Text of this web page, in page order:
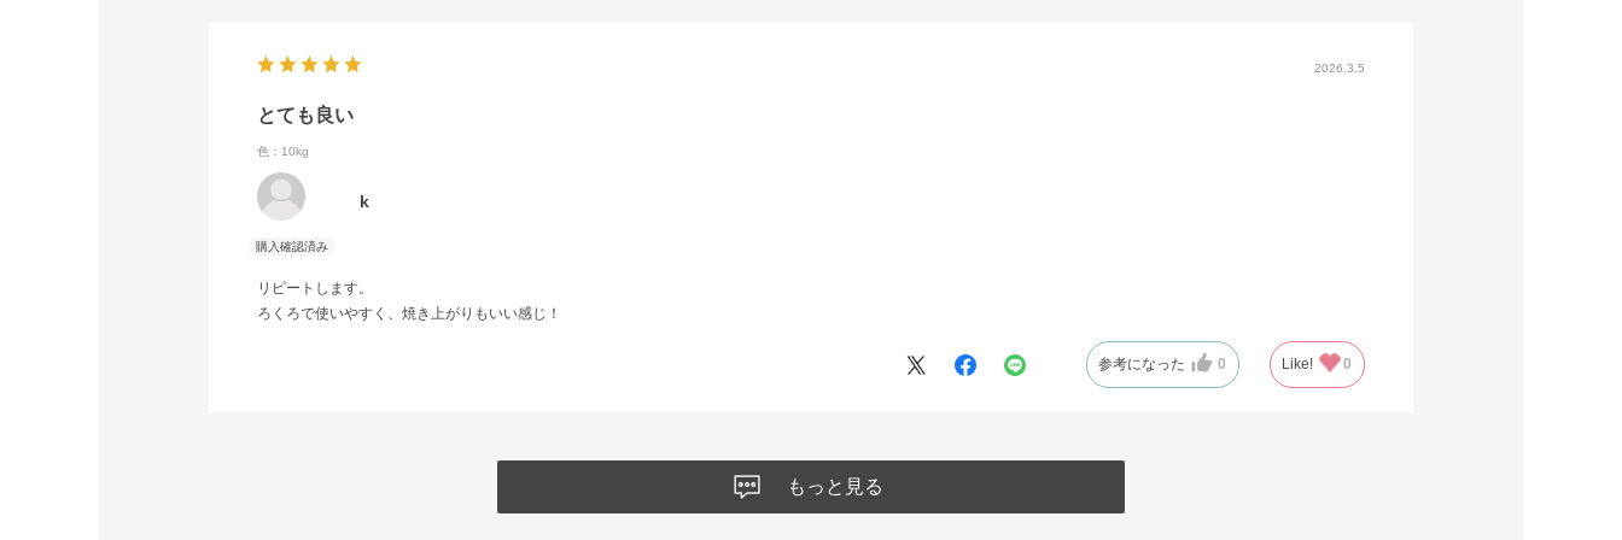
2026.3.5
とても良い
色：10kg
k
リピートします。
ろくろで使いやすく、焼き上がりもいい感じ！
参考になった 0 Like! 0
もっと見る